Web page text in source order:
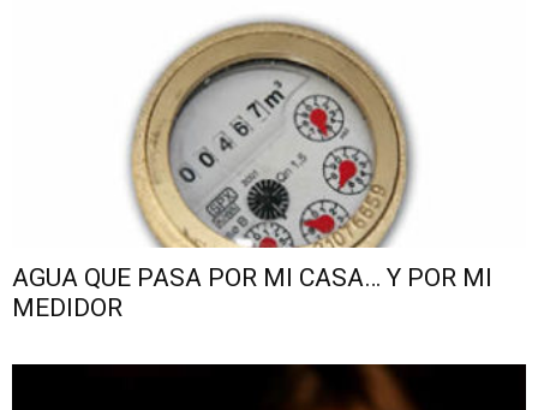
AGUA QUE PASA POR MI CASA… Y POR MI
MEDIDOR